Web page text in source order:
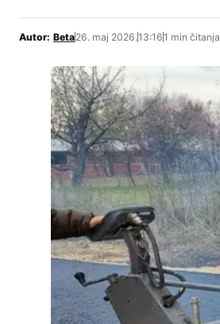
Autor: Beta26. maj 2026.13:161 min čitanja